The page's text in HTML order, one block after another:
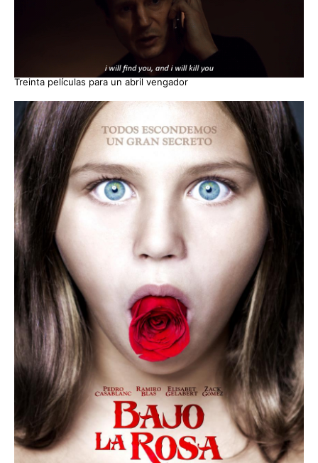
Treinta películas para un abril vengador